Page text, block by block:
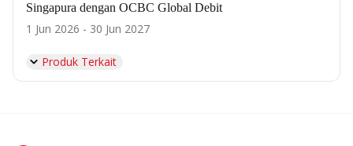
Singapura dengan OCBC Global Debit
1 Jun 2026 - 30 Jun 2027
Produk Terkait